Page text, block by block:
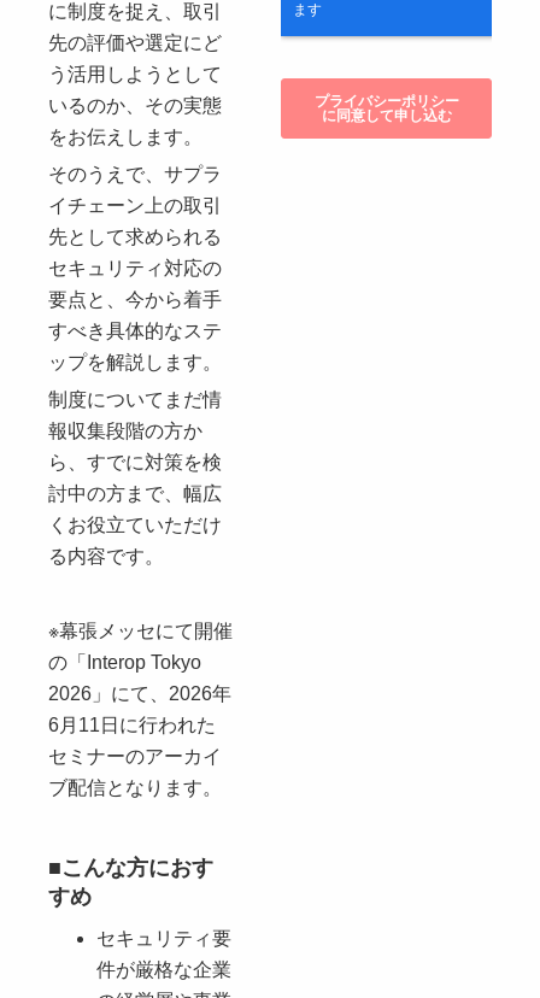
に制度を捉え、取引
先の評価や選定にど
う活用しようとして
いるのか、その実態
をお伝えします。
そのうえで、サプラ
イチェーン上の取引
先として求められる
セキュリティ対応の
要点と、今から着手
すべき具体的なステ
ップを解説します。
制度についてまだ情
報収集段階の方か
ら、すでに対策を検
討中の方まで、幅広
くお役立ていただけ
る内容です。
※幕張メッセにて開催
の「Interop Tokyo
2026」にて、2026年
6月11日に行われた
セミナーのアーカイ
ブ配信となります。
■こんな方におす
すめ
セキュリティ要
件が厳格な企業